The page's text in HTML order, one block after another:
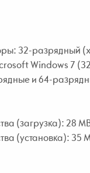
32-разрядный
Windows 7
и 64-
(загрузка): 28
(установка): 35